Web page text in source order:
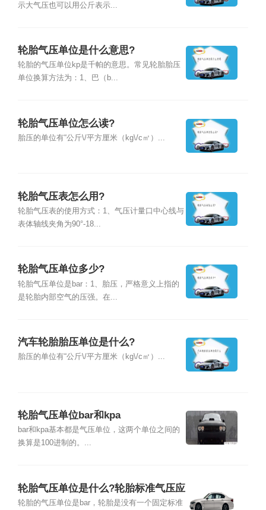
示大气压也可以用公斤表示...
轮胎气压单位是什么意思?
轮胎的气压单位kp是千帕的意思。常见轮胎胎压
单位换算方法为：1、巴（b...
轮胎气压单位怎么读?
胎压的单位有“公斤\/平方厘米（kg\/c㎡）...
轮胎气压表怎么用?
轮胎气压表的使用方式：1、气压计量口中心线与
表体轴线夹角为90°-18...
轮胎气压单位多少?
轮胎气压单位是bar：1、胎压，严格意义上指的
是轮胎内部空气的压强。在...
汽车轮胎胎压单位是什么?
胎压的单位有“公斤\/平方厘米（kg\/c㎡）...
轮胎气压单位bar和kpa
bar和kpa基本都是气压单位，这两个单位之间的
换算是100进制的。...
轮胎气压单位是什么?轮胎标准气压应
为多少?
轮胎的气压单位是bar，轮胎是没有一个固定标准